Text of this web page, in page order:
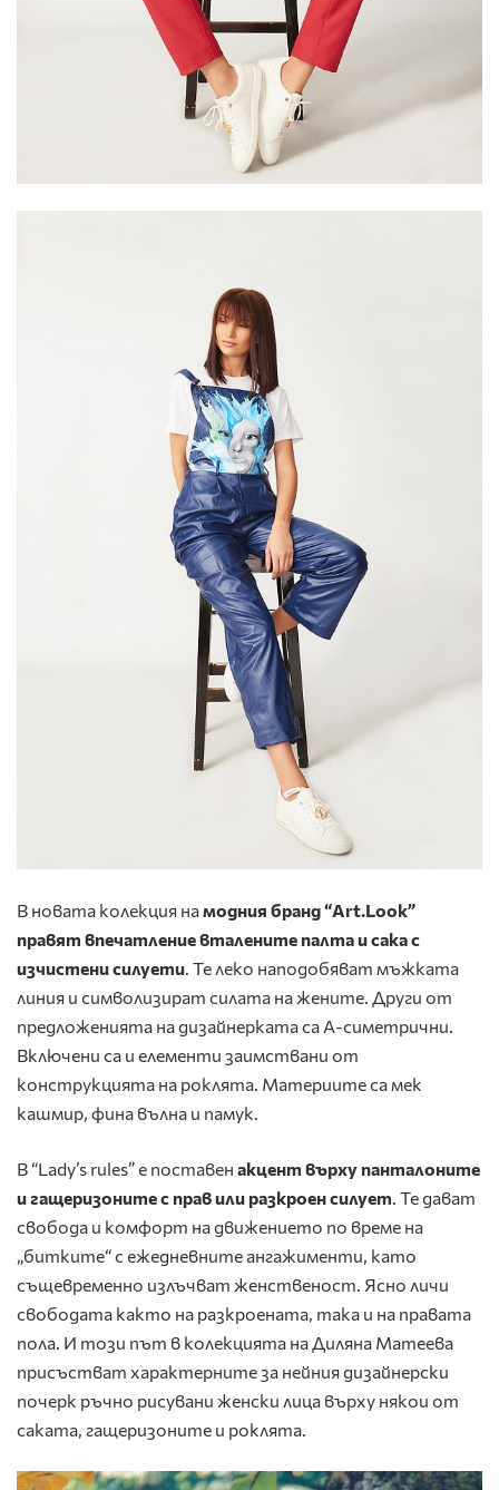
В новата колекция намодния бранд “Art.Look”
правят впечатление вталените палта и сака с
изчистени силуети. Те леко наподобяват мъжката
линия и символизират силата на жените. Други от
предложенията на дизайнерката са А-симетрични.
Включени са и елементи заимствани от
конструкцията на роклята. Материите са мек
кашмир, фина вълна и памук.
В “Lady’s rules” е поставен акцент върху панталоните
и гащеризоните с прав или разкроен силует. Те дават
свобода и комфорт на движението по време на
„битките“ с ежедневните ангажименти, като
същевременно излъчват женственост. Ясно личи
свободата както на разкроената, така и на правата
пола. И този път в колекцията на Диляна Матеева
присъстват характерните за нейния дизайнерски
почерк ръчно рисувани женски лица върху някои от
саката, гащеризоните и роклята.